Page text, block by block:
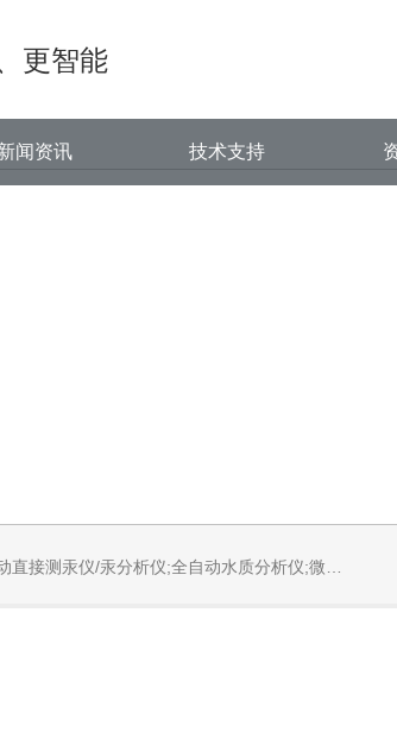
污,丝瓜下载app污最新版
、更智能
闻资讯 技术支持
;丝瓜下载app安装设备;样品前处理仪器;丝瓜下载app安装信息管理系统（LIMS;超净丝瓜下载app安装设计与工程;通风柜;化学安全柜;AAICPICP-MSUV-VISHPLC耗材和配件